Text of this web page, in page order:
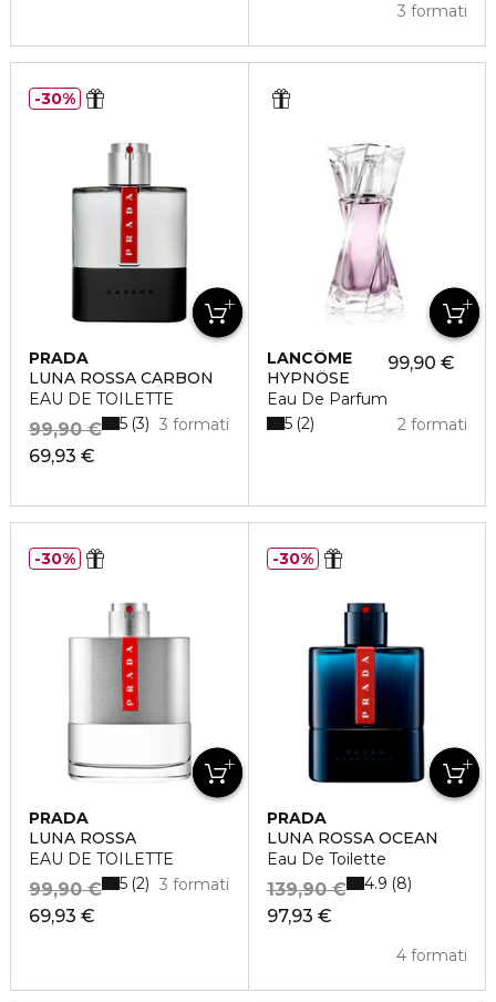
3 formati
PRADA
LUNA ROSSA CARBON
EAU DE TOILETTE
69,93 €
99,90 € 3 formati
5 3
30%
LANCÔME
HYPNÔSE
Eau De Parfum
99,90 €
2 formati
5 2
PRADA
LUNA ROSSA
EAU DE TOILETTE
69,93 €
99,90 € 3 formati
5 2
30%
PRADA
LUNA ROSSA OCEAN
Eau De Toilette
97,93 €
139,90 €
4 formati
4.9 8
30%